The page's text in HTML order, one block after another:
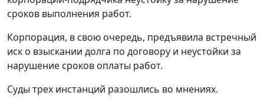
сроков выполнения работ.
Корпорация, в свою очередь, предъявила встречный
иск о взыскании долга по договору и неустойки за
нарушение сроков оплаты работ.
Суды трех инстанций разошлись во мнениях.